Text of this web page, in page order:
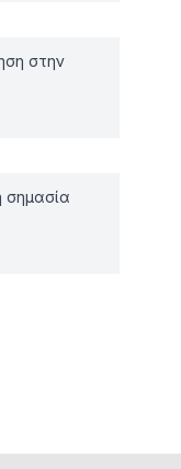
στην
σημασία